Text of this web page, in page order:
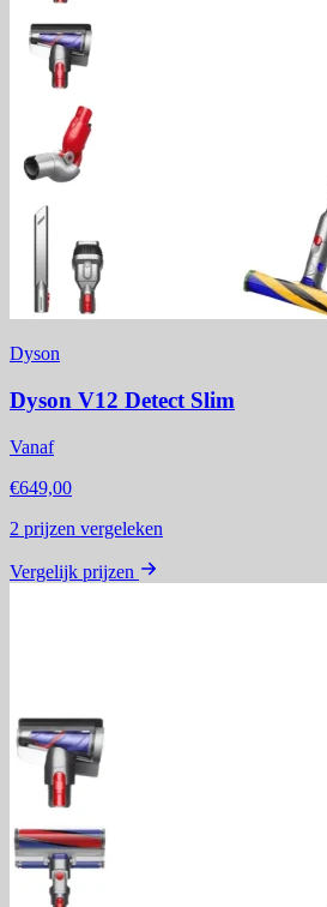
Dyson
Dyson V12 Detect Slim
Vanaf
€649,00
2 prijzen vergeleken
Vergelijk prijzen